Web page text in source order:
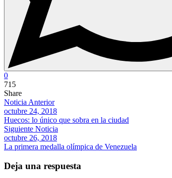
0
715
Share
Noticia Anterior
octubre 24, 2018
Huecos: lo único que sobra en la ciudad
Siguiente Noticia
octubre 26, 2018
La primera medalla olímpica de Venezuela
Deja una respuesta